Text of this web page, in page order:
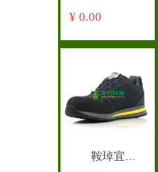
丁腈多用途手
¥ 0.00
鞍琸宜